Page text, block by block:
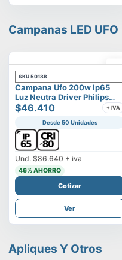
Campanas LED UFO
SKU 5018B
Campana Ufo 200w Ip65
Luz Neutra Driver Philips
Modelo Eltanin
$46.410 + IVA
Desde 50 Unidades
Und. $86.640 + iva
46% AHORRO
Cotizar
Ver
Apliques Y Otros